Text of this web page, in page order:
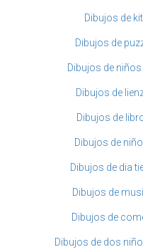
Dibujos de
Dibujos de
Dibujos de
Dibujos de
Dibujos de
Dibujos de
Dibujos de dia
Dibujos de
Dibujos de
Dibujos de dos